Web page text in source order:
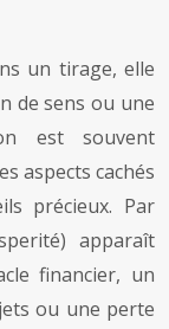
un tirage, elle
de sens ou une
est souvent
aspects cachés
précieux. Par
apparaît
financier, un
ou une perte